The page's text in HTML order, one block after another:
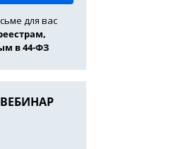
для вас
в 44-ФЗ